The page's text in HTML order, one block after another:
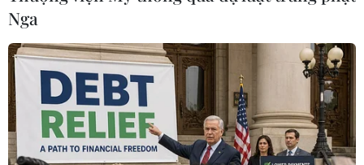
nhóm B được ưu tiên bố trí ngân sách cho hoạt
động khám bệnh, chữa bệnh gồm 8 bệnh: dại;
lao phổi; uốn ván; bệnh do virus gây ra hội
chứng suy giảm miễn dịch mắc phải ở người
(HIV/AIDS); sốt rét; bệnh do liên cầu lợn ở
người; than; viêm não virus.
Nga